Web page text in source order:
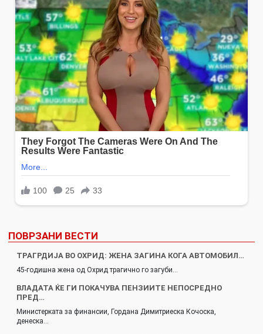
ПОВРЗАНИ ВЕСТИ
ТРАГРДИЈА ВО ОХРИД: ЖЕНА ЗАГИНА КОГА АВТОМОБИЛ…
45-годишна жена од Охрид трагично го загуби…
ВЛАДАТА ЌЕ ГИ ПОКАЧУВА ПЕНЗИИТЕ НЕПОСРЕДНО
ПРЕД…
Министерката за финансии, Гордана Димитриеска Кочоска,
денеска…